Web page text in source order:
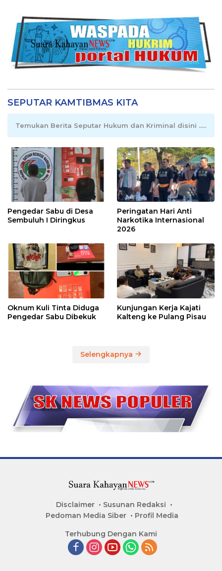
SEPUTAR KAMTIBMAS KITA
Temukan Berita Seputar Hukum dan Kriminal disini .....
Pengedar Sabu di Desa
Sembuluh I Diringkus
Peringatan Hari Anti
Narkotika Internasional
2026
Oknum Kuli Tinta Diduga
Pengedar Sabu Dibekuk
Kunjungan Kerja Kajati
Kalteng ke Pulang Pisau
Selengkapnya
Disclaimer
Susunan Redaksi
Pedoman Media Siber
Profil Media
Terhubung Dengan Kami